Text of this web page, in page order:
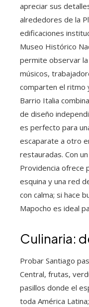
apreciar sus
alrededores de la
edificaciones
Museo Histórico
permite observar
músicos,
comparten el ritmo
Barrio Italia
de diseño
es perfecto para
escaparate a otro
restauradas. Con
Providencia ofrece
esquina y una red
con calma; si hace
Mapocho es ideal
Culinaria:
Probar Santiago
Central, frutas,
pasillos donde el
toda América